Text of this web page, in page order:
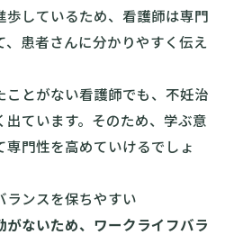
しているため、看護師は専門
患者さんに分かりやすく伝え
とがない看護師でも、不妊治
ています。そのため、学ぶ意
門性を高めていけるでしょ
ランスを保ちやすい
がないため、ワークライフバラ